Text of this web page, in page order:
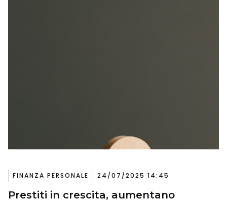
FINANZA PERSONALE 24/07/2025 14:45
Prestiti in crescita, aumentano